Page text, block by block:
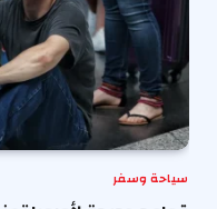
سياحة وسفر